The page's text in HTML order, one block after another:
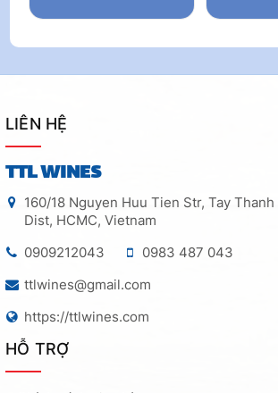
LIÊN HỆ
TTL WINES
160/18 Nguyen Huu Tien Str, Tay
Dist, HCMC, Vietnam
0909212043
0983 487 043
ttlwines@gmail.com
https://ttlwines.com
HỖ TRỢ